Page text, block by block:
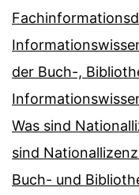
der Buch-,
Was sind
sind
Buch- und